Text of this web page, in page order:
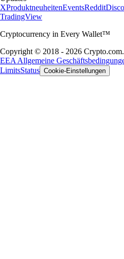
XProduktneuheitenEventsReddit
TradingView
Cryptocurrency in Every Wallet™
Copyright © 2018 - 2026
EEA Allgemeine
LimitsStatus Cookie-Einstellungen